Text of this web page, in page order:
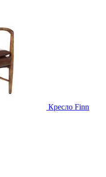
Кресло Finn